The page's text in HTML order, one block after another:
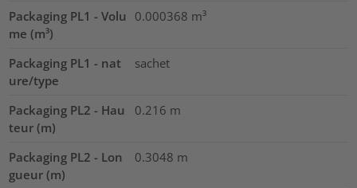
Packaging PL1 - Volu
me (m³)
0.000368 m³
Packaging PL1 - nat
ure/type
sachet
Packaging PL2 - Hau
teur (m)
0.216 m
Packaging PL2 - Lon
gueur (m)
0.3048 m